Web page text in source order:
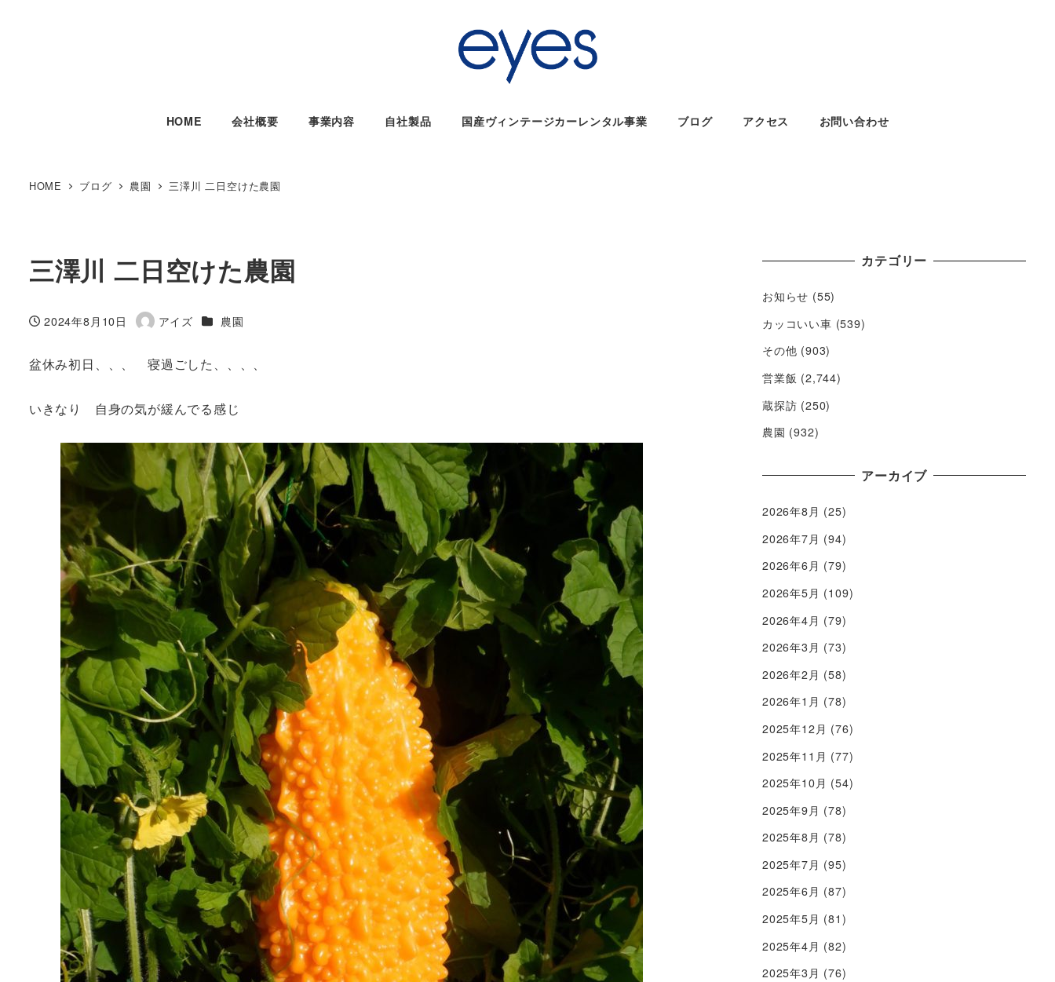
HOME 会社概要 事業内容 自社製品 国産ヴィンテージカーレンタル事業 ブログ アクセス お問い合わせ
HOME ブログ 農園 三澤川 二日空けた農園
三澤川 二日空けた農園
投稿日
2024年8月10日
著
アイズ カテゴリー
農園
盆休み初日、、、 寝過ごした、、、、
いきなり 自身の気が緩んでる感じ
カテゴリー
お知らせ (55)
カッコいい車 (539)
その他 (903)
営業飯 (2,744)
蔵探訪 (250)
農園 (932)
アーカイブ
2026年8月 (25)
2026年7月 (94)
2026年6月 (79)
2026年5月 (109)
2026年4月 (79)
2026年3月 (73)
2026年2月 (58)
2026年1月 (78)
2025年12月 (76)
2025年11月 (77)
2025年10月 (54)
2025年9月 (78)
2025年8月 (78)
2025年7月 (95)
2025年6月 (87)
2025年5月 (81)
2025年4月 (82)
2025年3月 (76)